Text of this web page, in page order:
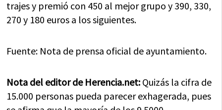
trajes y premió con 450 al mejor grupo y 390, 330,
270 y 180 euros a los siguientes.
Fuente: Nota de prensa oficial de ayuntamiento.
Nota del editor de Herencia.net: Quizás la cifra de
15.000 personas pueda parecer exhagerada, pues